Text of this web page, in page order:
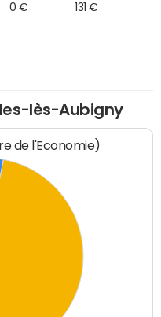
0 € 131 €
lès-Aubigny
de l'Economie)